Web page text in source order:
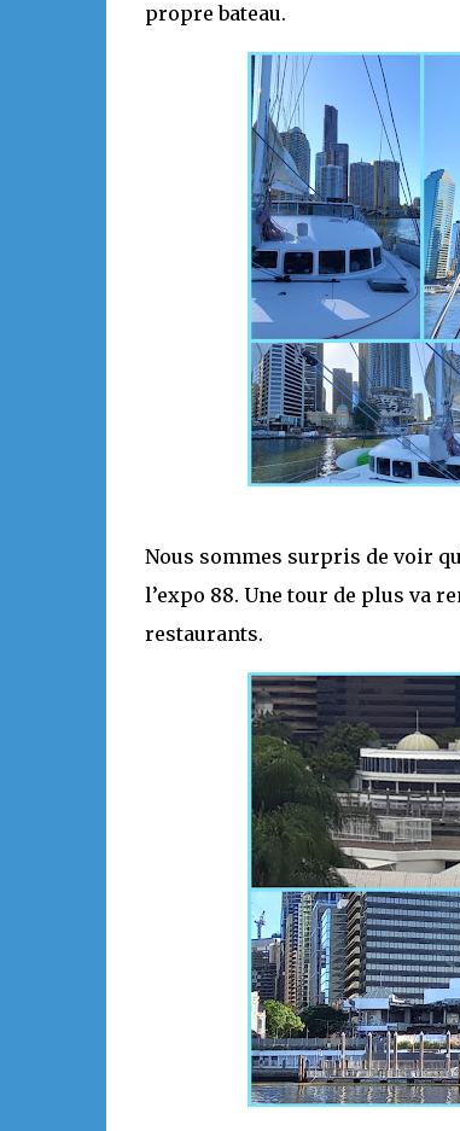
propre bateau.
Nous sommes surpris de voir
l’expo 88. Une tour de plus va
restaurants.